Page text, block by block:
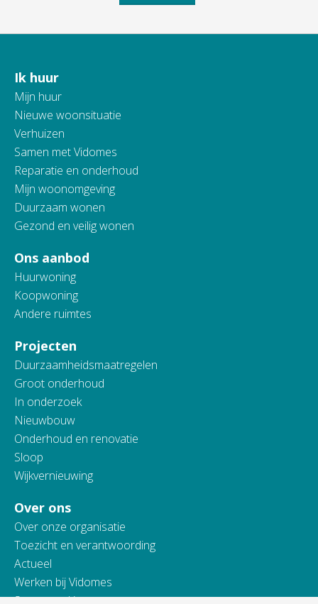
Contactinformatie
Ik huur
Mijn huur
Nieuwe woonsituatie
Verhuizen
Samen met Vidomes
Reparatie en onderhoud
Mijn woonomgeving
Duurzaam wonen
Gezond en veilig wonen
Ons aanbod
Huurwoning
Koopwoning
Andere ruimtes
Projecten
Duurzaamheidsmaatregelen
Groot onderhoud
In onderzoek
Nieuwbouw
Onderhoud en renovatie
Sloop
Wijkvernieuwing
Over ons
Over onze organisatie
Toezicht en verantwoording
Actueel
Werken bij Vidomes
Samenwerking